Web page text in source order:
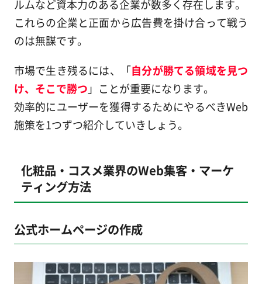
ルムなど資本力のある企業が数多く存在します。
これらの企業と正面から広告費を掛け合って戦う
のは無謀です。
市場で生き残るには、「自分が勝てる領域を見つ
け、そこで勝つ 」ことが重要になります。
効率的にユーザーを獲得するためにやるべきWeb
施策を1つずつ紹介していきしょう。
化粧品・コスメ業界のWeb集客・マーケ
ティング方法
公式ホームページの作成